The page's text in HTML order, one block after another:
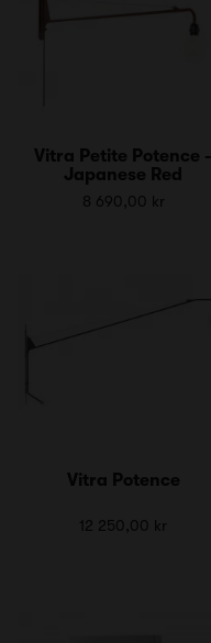
Vitra Petite Potence -
Japanese Red
8 690,00 kr
Vitra Potence
12 250,00 kr